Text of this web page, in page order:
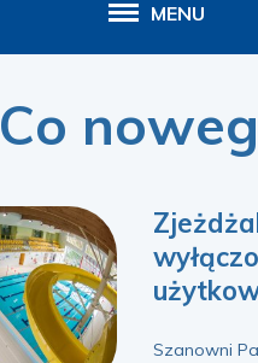
MENU
Co
Szanowni